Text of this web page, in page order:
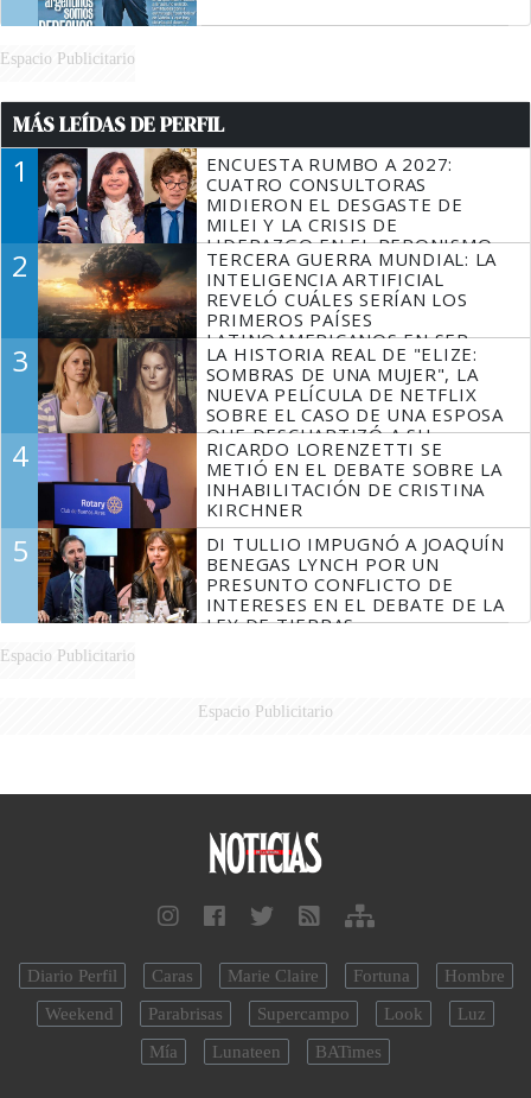
Espacio Publicitario
MÁS LEÍDAS DE PERFIL
1
ENCUESTA RUMBO A 2027:
CUATRO CONSULTORAS
MIDIERON EL DESGASTE DE
MILEI Y LA CRISIS DE
LIDERAZGO EN EL PERONISMO
2
TERCERA GUERRA MUNDIAL: LA
INTELIGENCIA ARTIFICIAL
REVELÓ CUÁLES SERÍAN LOS
PRIMEROS PAÍSES
LATINOAMERICANOS EN SER
DERROTADOS
3
LA HISTORIA REAL DE "ELIZE:
SOMBRAS DE UNA MUJER", LA
NUEVA PELÍCULA DE NETFLIX
SOBRE EL CASO DE UNA ESPOSA
QUE DESCUARTIZÓ A SU
MARIDO
4
RICARDO LORENZETTI SE
METIÓ EN EL DEBATE SOBRE LA
INHABILITACIÓN DE CRISTINA
KIRCHNER
5
DI TULLIO IMPUGNÓ A JOAQUÍN
BENEGAS LYNCH POR UN
PRESUNTO CONFLICTO DE
INTERESES EN EL DEBATE DE LA
LEY DE TIERRAS
Espacio Publicitario
Espacio Publicitario
Diario Perfil Caras Marie Claire Fortuna
Hombre
Weekend
Parabrisas Supercampo Look
Luz
Mía
Lunateen BATimes